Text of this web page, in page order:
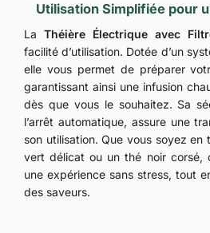
Utilisation Simplifiée pour
La Théière Électrique avec
facilité d’utilisation. Dotée d’un
elle vous permet de préparer
garantissant ainsi une infusion
dès que vous le souhaitez. Sa
l’arrêt automatique, assure une
son utilisation. Que vous soyez
vert délicat ou un thé noir corsé,
une expérience sans stress, tout
des saveurs.